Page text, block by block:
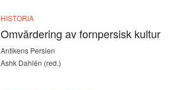
HISTORIA
Omvärdering av fornpersisk kultur
Antikens Persien
Ashk Dahlén (red.)